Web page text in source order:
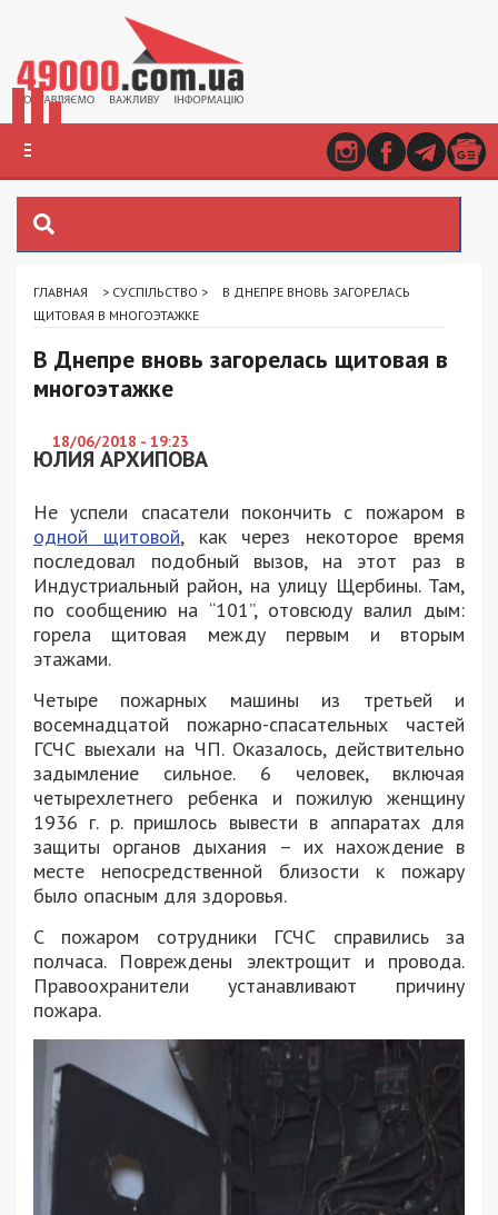
ГЛАВНАЯ > СУСПІЛЬСТВО >
В ДНЕПРЕ ВНОВЬ ЗАГОРЕЛАСЬ
ЩИТОВАЯ В МНОГОЭТАЖКЕ
В Днепре вновь загорелась щитовая в
многоэтажке
18/06/2018 - 19:23
ЮЛИЯ АРХИПОВА
Не успели спасатели покончить с пожаром в
одной щитовой, как через некоторое время
последовал подобный вызов, на этот раз в
Индустриальный район, на улицу Щербины. Там,
по сообщению на “101”, отовсюду валил дым:
горела щитовая между первым и вторым
этажами.
Четыре пожарных машины из третьей и
восемнадцатой пожарно-спасательных частей
ГСЧС выехали на ЧП. Оказалось, действительно
задымление сильное. 6 человек, включая
четырехлетнего ребенка и пожилую женщину
1936 г. р. пришлось вывести в аппаратах для
защиты органов дыхания – их нахождение в
месте непосредственной близости к пожару
было опасным для здоровья.
С пожаром сотрудники ГСЧС справились за
полчаса. Повреждены электрощит и провода.
Правоохранители устанавливают причину
пожара.